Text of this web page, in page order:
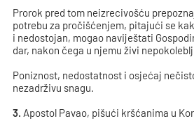
Prorok pred tom neizrecivošću
potrebu za pročišćenjem, pitajući se
i nedostojan, mogao naviještati
dar, nakon čega u njemu živi
Poniznost, nedostatnost i osjećaj
nezadrživu snagu.
3. Apostol Pavao, pišući kršćanima u